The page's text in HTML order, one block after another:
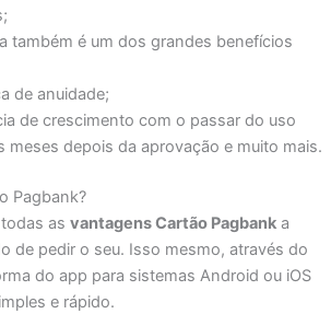
também é um dos grandes benefícios
de anuidade;
de crescimento com o passar do uso
meses depois da aprovação e muito mais.
Pagbank?
as vantagens Cartão Pagbanka
de pedir o seu. Isso mesmo, através do
do app para sistemas Android ou iOS
e rápido.